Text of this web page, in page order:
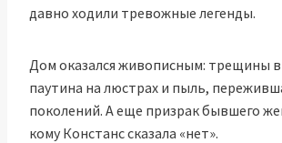
давно ходили тревожные легенды.
Дом оказался живописным: трещины в
паутина на люстрах и пыль,
поколений. А еще призрак бывшего
кому Констанс сказала «нет».